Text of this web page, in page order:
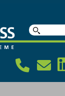
Suche
nach: